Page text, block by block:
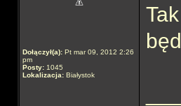
Dołączył(a): Pt mar 09, 2012 2:26
pm
Posty: 1045
Lokalizacja: Białystok